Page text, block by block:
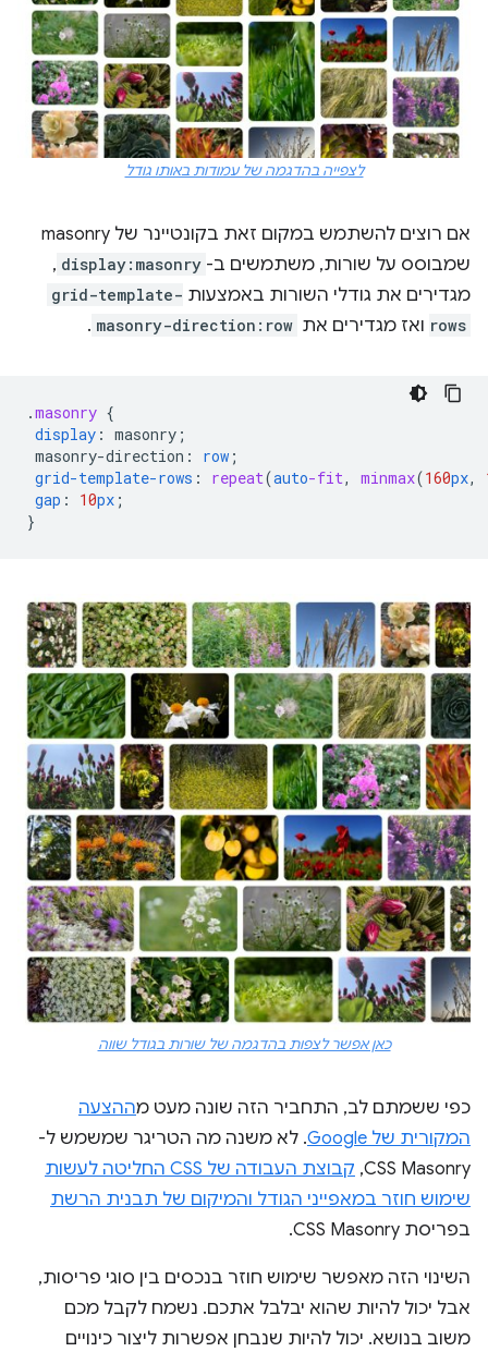
לצפייה בהדגמה של עמודות באותו גודל
אם רוצים להשתמש במקום זאת בקונטיינר של masonry
שמבוסס על שורות, משתמשים ב- display:masonry
,
מגדירים את גודלי השורות באמצעות grid-template-
rows ואז מגדירים את masonry-direction:row
.
.masonry {
display : masonry ;
masonry-direction : row ;
grid-template-rows : repeat(auto-fit, minmax(160px,
gap : 10px ;
}
כאן אפשר לצפות בהדגמה של שורות בגודל שווה
כפי ששמתם לב, התחביר הזה שונה מעט מההצעה
המקורית של Google
. לא משנה מה הטריגר שמשמש ל-
CSS Masonry,
קבוצת העבודה של CSS החליטה לעשות
שימוש חוזר במאפייני הגודל והמיקום של תבנית הרשת
בפריסת CSS Masonry.
השינוי הזה מאפשר שימוש חוזר בנכסים בין סוגי פריסות,
אבל יכול להיות שהוא יבלבל אתכם. נשמח לקבל מכם
משוב בנושא. יכול להיות שנבחן אפשרות ליצור כינויים